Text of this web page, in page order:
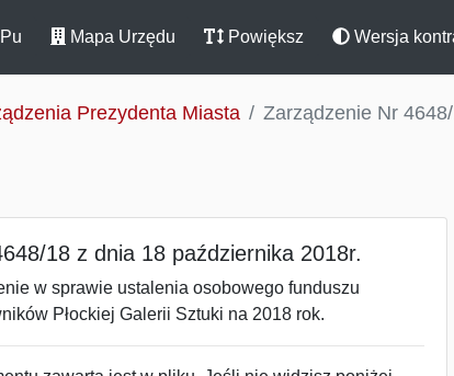
Mapa Urzędu Powiększ Wersja
Prezydenta Miasta Zarządzenie Nr
18 z dnia 18 października 2018r.
w sprawie ustalenia osobowego funduszu
Płockiej Galerii Sztuki na 2018 rok.